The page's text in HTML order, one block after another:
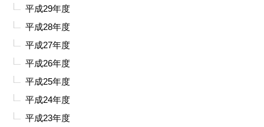
平成29年度
平成28年度
平成27年度
平成26年度
平成25年度
平成24年度
平成23年度